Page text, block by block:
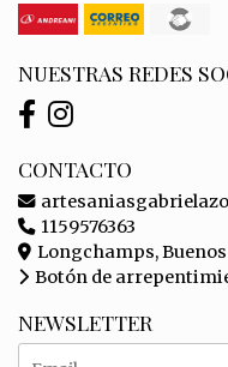
NUESTRAS REDES
CONTACTO
1159576363
Longchamps,
Botón de
NEWSLETTER